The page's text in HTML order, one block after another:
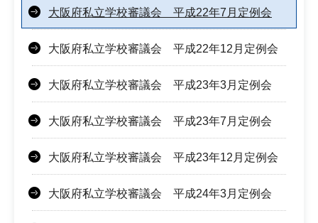
大阪府私立学校審議会 平成22年7月定例会
大阪府私立学校審議会 平成22年12月定例会
大阪府私立学校審議会 平成23年3月定例会
大阪府私立学校審議会 平成23年7月定例会
大阪府私立学校審議会 平成23年12月定例会
大阪府私立学校審議会 平成24年3月定例会